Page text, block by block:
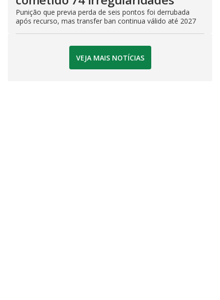
Punição que previa perda de seis pontos foi derrubada
após recurso, mas transfer ban continua válido até 2027
VEJA MAIS NOTÍCIAS